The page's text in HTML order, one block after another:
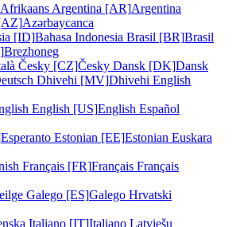
Afrikaans Argentina [AR]Argentina
Azərbaycanca
[ID]Bahasa Indonesia Brasil [BR]Brasil
Brezhoneg
Česky [CZ]Česky Dansk [DK]Dansk
Dhivehi [MV]Dhivehi English
English [US]English Español
Esperanto Estonian [EE]Estonian Euskara
Français [FR]Français Français
Galego [ES]Galego Hrvatski
Italiano [IT]Italiano Latviešu